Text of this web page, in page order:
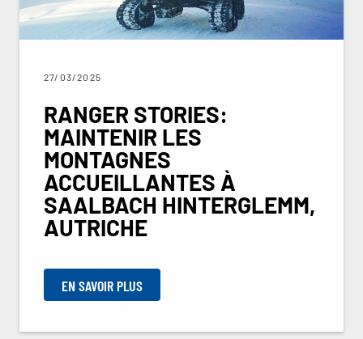
27/03/2025
RANGER STORIES:
MAINTENIR LES
MONTAGNES
ACCUEILLANTES À
SAALBACH HINTERGLEMM,
AUTRICHE
EN SAVOIR PLUS